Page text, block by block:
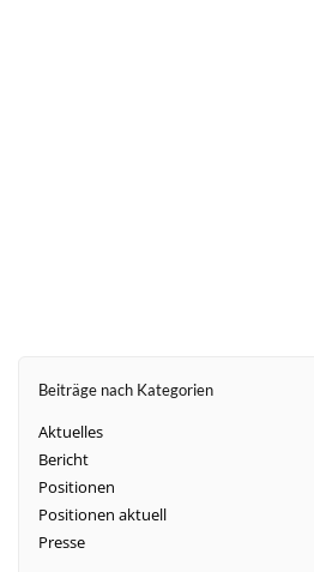
Beiträge nach Kategorien
Aktuelles
Bericht
Positionen
Positionen aktuell
Presse